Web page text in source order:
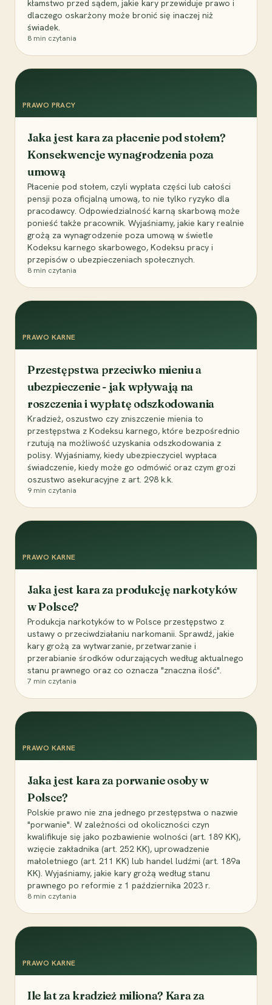
kłamstwo przed sądem, jakie kary przewiduje prawo i
dlaczego oskarżony może bronić się inaczej niż
świadek.
8 min czytania
PRAWO PRACY
Jaka jest kara za płacenie pod stołem?
Konsekwencje wynagrodzenia poza
umową
Płacenie pod stołem, czyli wypłata części lub całości
pensji poza oficjalną umową, to nie tylko ryzyko dla
pracodawcy. Odpowiedzialność karną skarbową może
ponieść także pracownik. Wyjaśniamy, jakie kary realnie
grożą za wynagrodzenie poza umową w świetle
Kodeksu karnego skarbowego, Kodeksu pracy i
przepisów o ubezpieczeniach społecznych.
8 min czytania
PRAWO KARNE
Przestępstwa przeciwko mieniu a
ubezpieczenie - jak wpływają na
roszczenia i wypłatę odszkodowania
Kradzież, oszustwo czy zniszczenie mienia to
przestępstwa z Kodeksu karnego, które bezpośrednio
rzutują na możliwość uzyskania odszkodowania z
polisy. Wyjaśniamy, kiedy ubezpieczyciel wypłaca
świadczenie, kiedy może go odmówić oraz czym grozi
oszustwo asekuracyjne z art. 298 k.k.
9 min czytania
PRAWO KARNE
Jaka jest kara za produkcję narkotyków
w Polsce?
Produkcja narkotyków to w Polsce przestępstwo z
ustawy o przeciwdziałaniu narkomanii. Sprawdź, jakie
kary grożą za wytwarzanie, przetwarzanie i
przerabianie środków odurzających według aktualnego
stanu prawnego oraz co oznacza "znaczna ilość".
7 min czytania
PRAWO KARNE
Jaka jest kara za porwanie osoby w
Polsce?
Polskie prawo nie zna jednego przestępstwa o nazwie
"porwanie". W zależności od okoliczności czyn
kwalifikuje się jako pozbawienie wolności (art. 189 KK),
wzięcie zakładnika (art. 252 KK), uprowadzenie
małoletniego (art. 211 KK) lub handel ludźmi (art. 189a
KK). Wyjaśniamy, jakie kary grożą według stanu
prawnego po reformie z 1 października 2023 r.
8 min czytania
PRAWO KARNE
Ile lat za kradzież miliona? Kara za